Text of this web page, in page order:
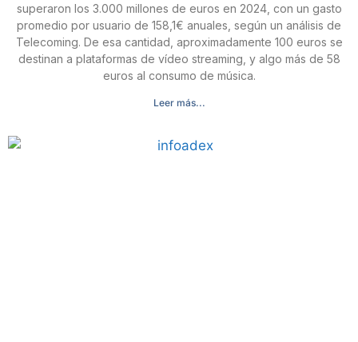
superaron los 3.000 millones de euros en 2024, con un gasto
promedio por usuario de 158,1€ anuales, según un análisis de
Telecoming. De esa cantidad, aproximadamente 100 euros se
destinan a plataformas de vídeo streaming, y algo más de 58
euros al consumo de música.
Leer más...